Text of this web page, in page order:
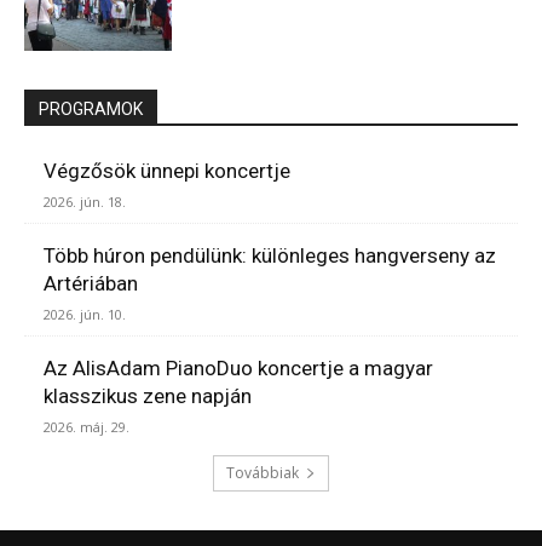
PROGRAMOK
Végzősök ünnepi koncertje
2026. jún. 18.
Több húron pendülünk: különleges hangverseny az
Artériában
2026. jún. 10.
Az AlisAdam PianoDuo koncertje a magyar
klasszikus zene napján
2026. máj. 29.
Továbbiak